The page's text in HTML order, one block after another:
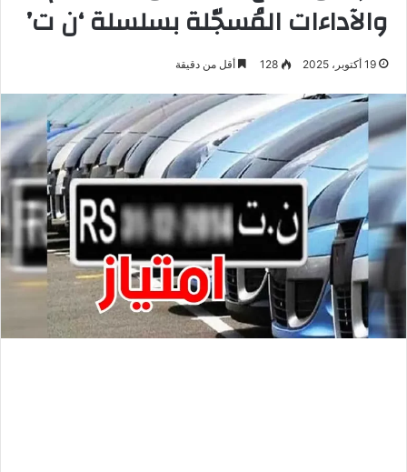
والآداءات المُسجّلة بسلسلة ‘ن ت’
19 أكتوبر، 2025 128 أقل من دقيقة